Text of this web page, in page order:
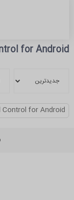
for Android
Control for Android